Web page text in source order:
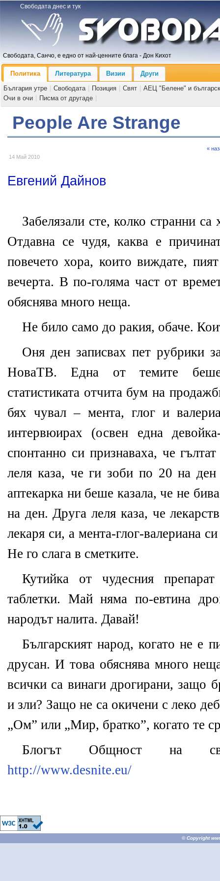
Свободата днес и тук
Свободата, Санчо, е едно от най-ценните блага - Дон Кихот
Политика Литература Визии
Други
България утре
Свободата Позиция Свят
АЕЦ "Белене" и
Очи в очи
Писма от другаде
People Are Strange
14 Май 2010
«
Евгений Дайнов
Забелязали сте, колко странни
Отдавна се чудя, каква е
повечето хора, които виждате,
вечерта. В по-голяма част от
обяснява много неща.
Не било само до ракия, обаче.
Оня ден записвах пет рубрики
НоваТВ. Една от темите
статистиката отчита бум на
бях чувал – мента, глог и
интервюирах (освен една
спонтанно си признаваха, че
леля каза, че ги зоби по 20 на
аптекарка ни беше казала, че не
на ден. Друга леля каза, че
лекаря си, а мента-глог-валериана
Не го слага в сметките.
Кутийка от чудесния
таблетки. Май няма по-евтина
народът налита. Давай!
Българският народ, когато не е
друсан. И това обяснява много
всички са винаги дрогирани, защо
и зли? Защо не са окичени с леко
„Ом” или „Мир, братко”, когато те
Блогът Общност на
http://www.desnite.eu/
© Copyright